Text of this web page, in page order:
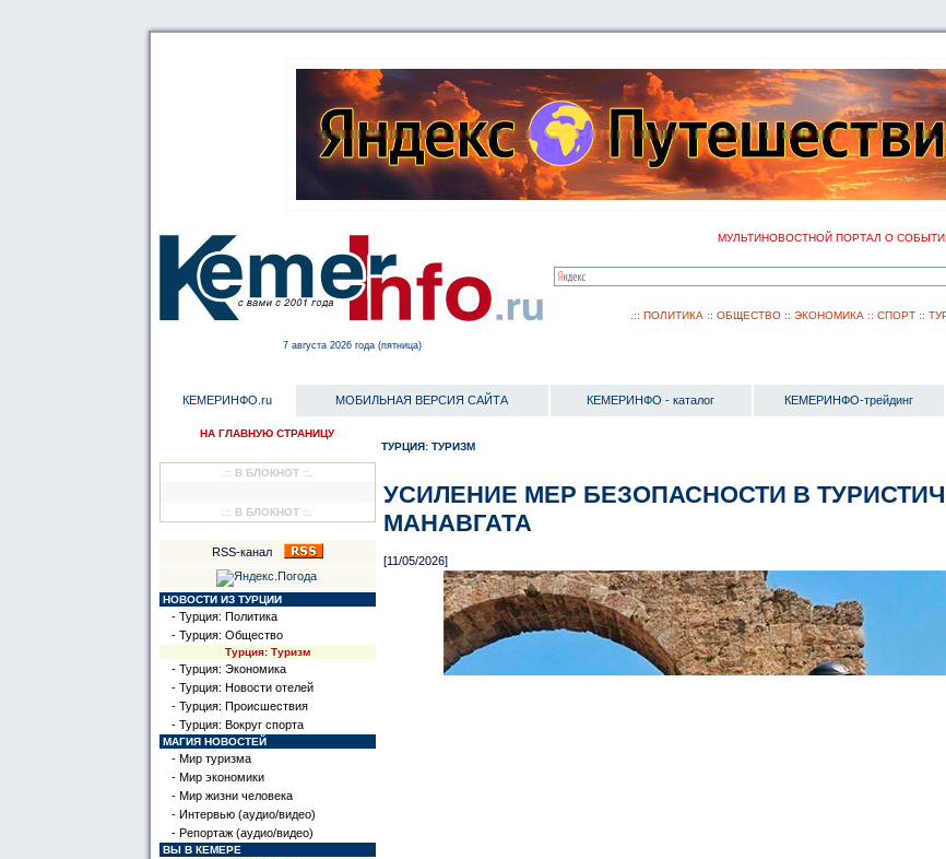
МУЛЬТИНОВОСТНОЙ ПОРТАЛ О
.:: ПОЛИТИКА :: ОБЩЕСТВО :: ЭКОНОМИКА :: СПОРТ ::
7 августа 2026 года (пятница)
КЕМЕРИНФО.ru МОБИЛЬНАЯ ВЕРСИЯ САЙТА КЕМЕРИНФО - каталог КЕМЕРИНФО-трейдинг
НА ГЛАВНУЮ СТРАНИЦУ
.:: В БЛОКНОТ ::.
.:: В БЛОКНОТ ::.
RSS-канал
НОВОСТИ ИЗ ТУРЦИИ
- Турция: Политика
- Турция: Общество
Турция: Туризм
- Турция: Экономика
- Турция: Новости отелей
- Турция: Происшествия
- Турция: Вокруг спорта
МАГИЯ НОВОСТЕЙ
- Мир туризма
- Мир экономики
- Мир жизни человека
- Интервью (аудио/видео)
- Репортаж (аудио/видео)
ВЫ В КЕМЕРЕ
ТУРЦИЯ: ТУРИЗМ
УСИЛЕНИЕ МЕР БЕЗОПАСНОСТИ В
МАНАВГАТА
[11/05/2026]